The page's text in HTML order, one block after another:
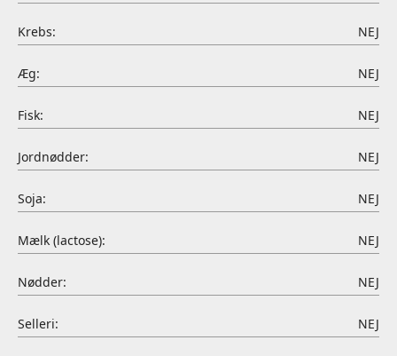
Krebs: NEJ
Æg: NEJ
Fisk: NEJ
Jordnødder: NEJ
Soja: NEJ
Mælk (lactose): NEJ
Nødder: NEJ
Selleri: NEJ